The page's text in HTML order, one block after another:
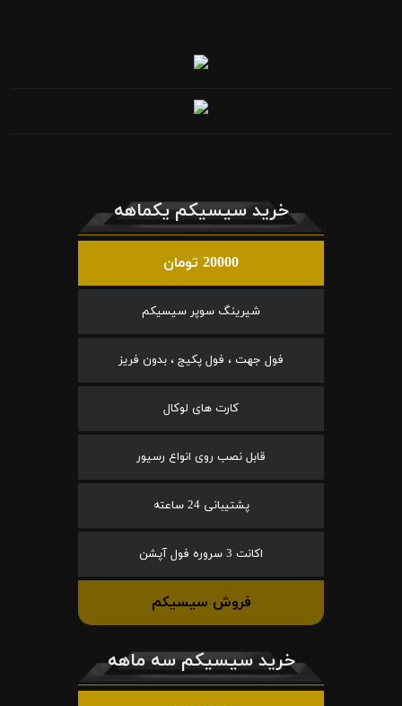
خرید سیسیکم یکماهه
20000 تومان
شیرینگ سوپر سیسیکم
فول جهت ، فول پکیج ، بدون فریز
کارت های لوکال
قابل نصب روی انواع رسیور
پشتیبانی 24 ساعته
اکانت 3 سروره فول آپشن
فروش سیسیکم
خرید سیسیکم سه ماهه